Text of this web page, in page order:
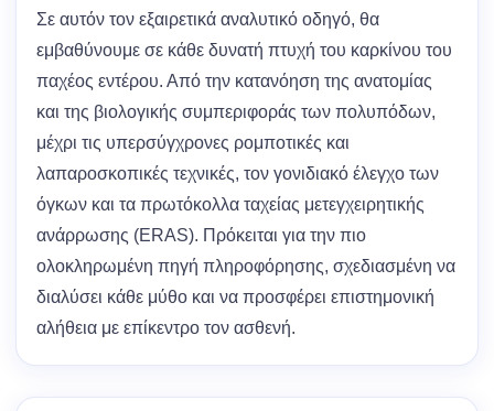
Σε αυτόν τον εξαιρετικά αναλυτικό οδηγό, θα
εμβαθύνουμε σε κάθε δυνατή πτυχή του καρκίνου του
παχέος εντέρου. Από την κατανόηση της ανατομίας
και της βιολογικής συμπεριφοράς των πολυπόδων,
μέχρι τις υπερσύγχρονες ρομποτικές και
λαπαροσκοπικές τεχνικές, τον γονιδιακό έλεγχο των
όγκων και τα πρωτόκολλα ταχείας μετεγχειρητικής
ανάρρωσης (ERAS). Πρόκειται για την πιο
ολοκληρωμένη πηγή πληροφόρησης, σχεδιασμένη να
διαλύσει κάθε μύθο και να προσφέρει επιστημονική
αλήθεια με επίκεντρο τον ασθενή.